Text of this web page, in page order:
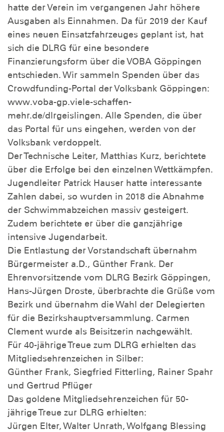
hatte der Verein im vergangenen Jahr höhere
Ausgaben als Einnahmen. Da für 2019 der Kauf
eines neuen Einsatzfahrzeuges geplant ist, hat
sich die DLRG für eine besondere
Finanzierungsform über die VOBA Göppingen
entschieden. Wir sammeln Spenden über das
Crowdfunding-Portal der Volksbank Göppingen:
www.voba-gp.viele-schaffen-
mehr.de/dlrgeislingen. Alle Spenden, die über
das Portal für uns eingehen, werden von der
Volksbank verdoppelt.
Der Technische Leiter, Matthias Kurz, berichtete
über die Erfolge bei den einzelnen Wettkämpfen.
Jugendleiter Patrick Hauser hatte interessante
Zahlen dabei, so wurden in 2018 die Abnahme
der Schwimmabzeichen massiv gesteigert.
Zudem berichtete er über die ganzjährige
intensive Jugendarbeit.
Die Entlastung der Vorstandschaft übernahm
Bürgermeister a.D., Günther Frank. Der
Ehrenvorsitzende vom DLRG Bezirk Göppingen,
Hans-Jürgen Droste, überbrachte die Grüße vom
Bezirk und übernahm die Wahl der Delegierten
für die Bezirkshauptversammlung. Carmen
Clement wurde als Beisitzerin nachgewählt.
Für 40-jährige Treue zum DLRG erhielten das
Mitgliedsehrenzeichen in Silber:
Günther Frank, Siegfried Fitterling, Rainer Spahr
und Gertrud Pflüger
Das goldene Mitgliedsehrenzeichen für 50-
jährige Treue zur DLRG erhielten:
Jürgen Elter, Walter Unrath, Wolfgang Blessing